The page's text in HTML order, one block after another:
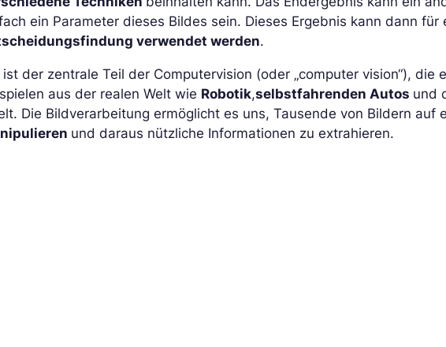
ein Parameter dieses Bildes sein. Dieses Ergebnis kann dann
verwendet werden.
ist der zentrale Teil der Computervision (oder „computer vision“), die
aus der realen Welt wie Robotik,selbstfahrenden Autos und
Die Bildverarbeitung ermöglicht es uns, Tausende von Bildern auf
und daraus nützliche Informationen zu extrahieren.